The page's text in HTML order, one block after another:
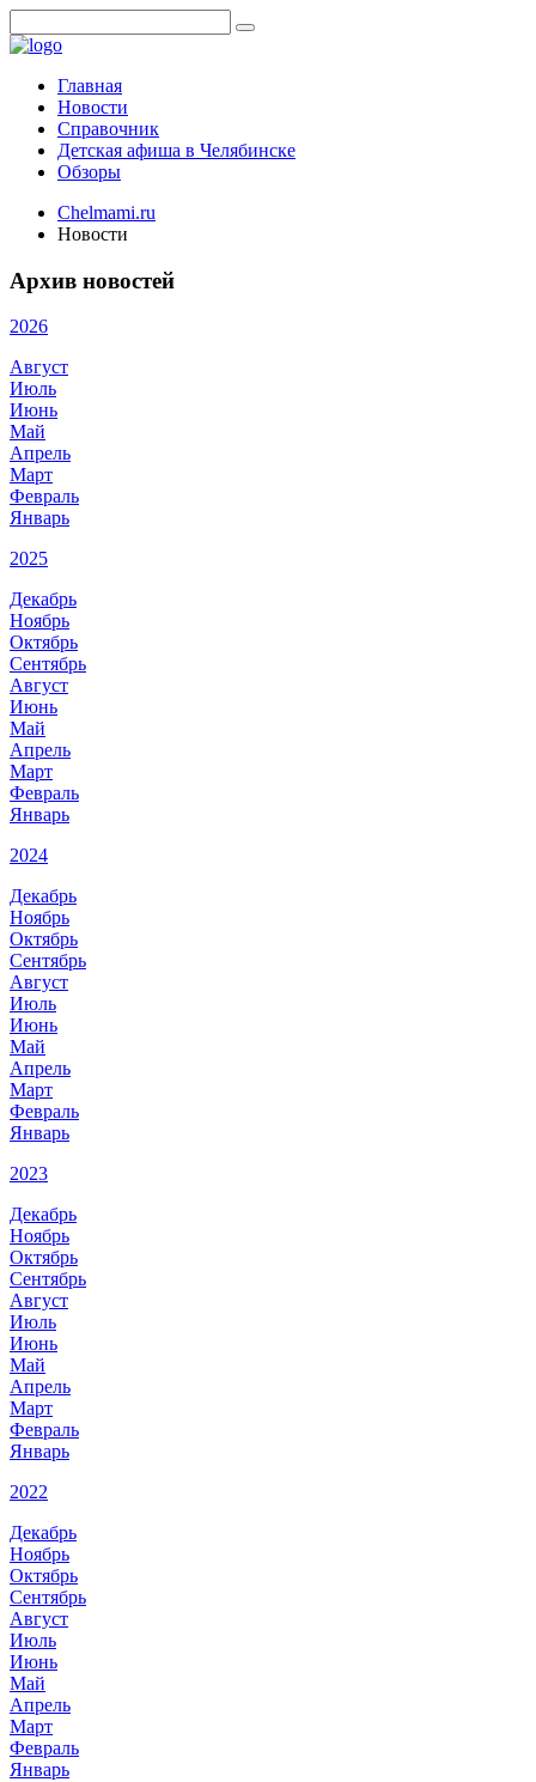
Главная
Новости
Справочник
Детская афиша в Челябинске
Обзоры
Chelmami.ru
Новости
Архив новостей
2026
Август
Июль
Июнь
Май
Апрель
Март
Февраль
Январь
2025
Декабрь
Ноябрь
Октябрь
Сентябрь
Август
Июнь
Май
Апрель
Март
Февраль
Январь
2024
Декабрь
Ноябрь
Октябрь
Сентябрь
Август
Июль
Июнь
Май
Апрель
Март
Февраль
Январь
2023
Декабрь
Ноябрь
Октябрь
Сентябрь
Август
Июль
Июнь
Май
Апрель
Март
Февраль
Январь
2022
Декабрь
Ноябрь
Октябрь
Сентябрь
Август
Июль
Июнь
Май
Апрель
Март
Февраль
Январь